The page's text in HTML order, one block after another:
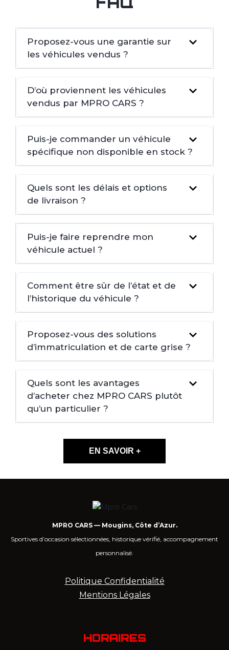
Proposez-vous une garantie sur
les véhicules vendus ?
D’où proviennent les véhicules
vendus par MPRO CARS ?
Puis-je commander un véhicule
spécifique non disponible en stock ?
Quels sont les délais et options
de livraison ?
Puis-je faire reprendre mon
véhicule actuel ?
Comment être sûr de l’état et de
l’historique du véhicule ?
Proposez-vous des solutions
d’immatriculation et de carte grise ?
Quels sont les avantages
d’acheter chez MPRO CARS plutôt
qu’un particulier ?
EN SAVOIR +
MPRO CARS — Mougins, Côte d’Azur.
Sportives d’occasion sélectionnées, historique vérifié, accompagnement
personnalisé.
Politique Confidentialité
Mentions Légales
HORAIRES